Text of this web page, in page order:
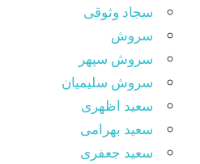
سجاد وثوقى
سروش
سروش سپهر
سروش سلیمیان
سعید اظهری
سعید بهرامی
سعید جعفری